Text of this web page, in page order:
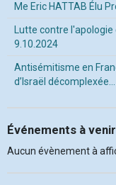
Me Eric HATTAB Élu
Lutte contre
9.10.2024
Antisémitisme en
d’Israël
Événements à venir
Aucun évènement à